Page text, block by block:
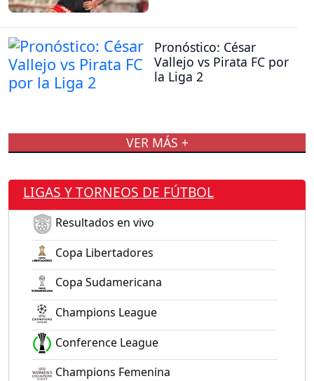
Pronóstico: César
Vallejo vs Pirata FC por
la Liga 2
VER MÁS +
LIGAS Y TORNEOS DE FÚTBOL
Resultados en vivo
Copa Libertadores
Copa Sudamericana
Champions League
Conference League
Champions Femenina